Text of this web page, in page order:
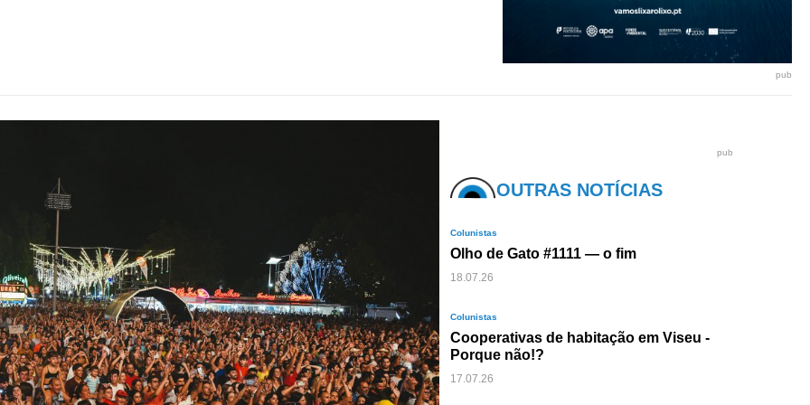
pub
pub
OUTRAS NOTÍCIAS
Colunistas
Olho de Gato #1111 — o fim
18.07.26
Colunistas
Cooperativas de habitação em Viseu -
Porque não!?
17.07.26